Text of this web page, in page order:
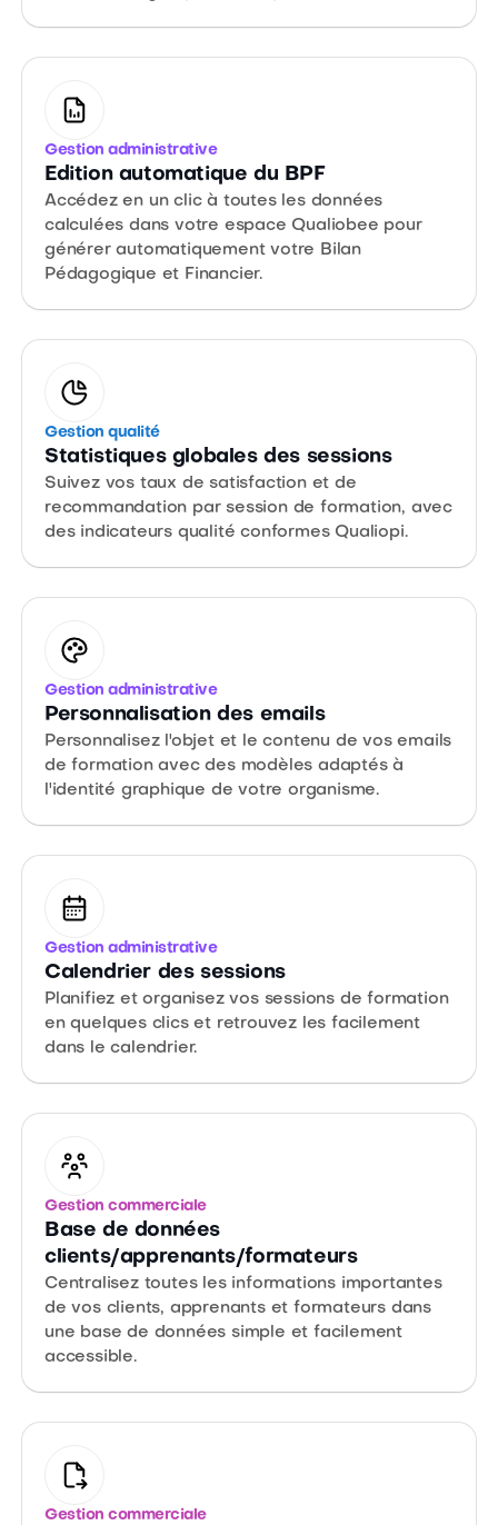
Gestion administrative
Edition automatique du BPF
Accédez en un clic à toutes les données
calculées dans votre espace Qualiobee pour
générer automatiquement votre Bilan
Pédagogique et Financier.
Gestion qualité
Statistiques globales des sessions
Suivez vos taux de satisfaction et de
recommandation par session de formation, avec
des indicateurs qualité conformes Qualiopi.
Gestion administrative
Personnalisation des emails
Personnalisez l'objet et le contenu de vos emails
de formation avec des modèles adaptés à
l'identité graphique de votre organisme.
Gestion administrative
Calendrier des sessions
Planifiez et organisez vos sessions de formation
en quelques clics et retrouvez les facilement
dans le calendrier.
Gestion commerciale
Base de données
clients/apprenants/formateurs
Centralisez toutes les informations importantes
de vos clients, apprenants et formateurs dans
une base de données simple et facilement
accessible.
Gestion commerciale